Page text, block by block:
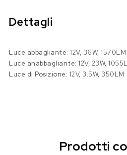
Dettagli
Luce abbagliante:12V, 36W, 1570LM
Luce anabbagliante:12V, 23W,
Luce di Posizione: 12V, 3.5W, 350LM
Prodotti